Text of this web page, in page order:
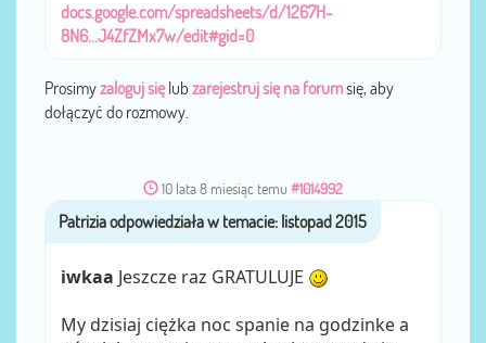
docs.google.com/spreadsheets/d/1267H-
8N6...J4ZfZMx7w/edit#gid=0
Prosimyzaloguj sięlub zarejestruj się na forumsię, aby
dołączyć do rozmowy.
10 lata 8 miesiąc temu #1014992
przezPatrizia
iwkaa Jeszcze raz GRATULUJE
My dzisiaj ciężka noc spanie na godzinke a